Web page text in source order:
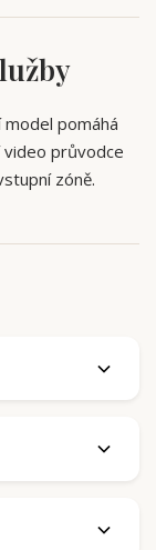
pomáhá
video průvodce
zóně.
jen
a zájezdy s